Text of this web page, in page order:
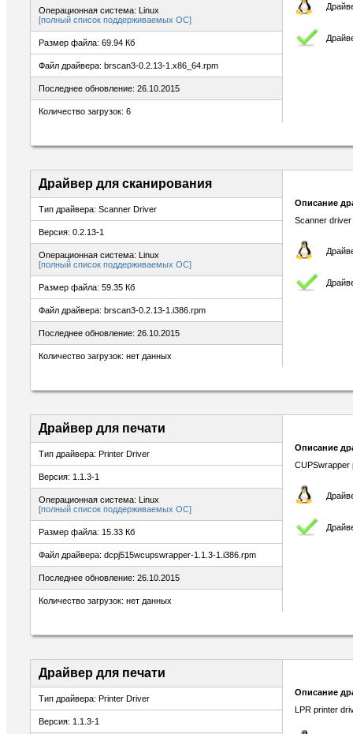
Операционная система: Linux
[полный список поддерживаемых ОС]
Размер файла: 69.94 Кб
Файл драйвера: brscan3-0.2.13-1.x86_64.rpm
Последнее обновление: 26.10.2015
Количество загрузок: 6
Драйвер для сканирования
Тип драйвера: Scanner Driver
Версия: 0.2.13-1
Операционная система: Linux
[полный список поддерживаемых ОС]
Размер файла: 59.35 Кб
Файл драйвера: brscan3-0.2.13-1.i386.rpm
Последнее обновление: 26.10.2015
Количество загрузок: нет данных
Описание
Scanner
Драйвер для печати
Тип драйвера: Printer Driver
Версия: 1.1.3-1
Операционная система: Linux
[полный список поддерживаемых ОС]
Размер файла: 15.33 Кб
Файл драйвера: dcpj515wcupswrapper-1.1.3-1.i386.rpm
Последнее обновление: 26.10.2015
Количество загрузок: нет данных
Описание
CUPSwrapper
Драйвер для печати
Тип драйвера: Printer Driver
Версия: 1.1.3-1
Описание
LPR printer